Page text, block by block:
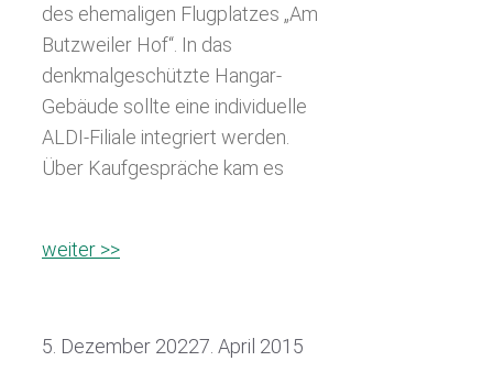
des ehemaligen Flugplatzes „Am
Butzweiler Hof“. In das
denkmalgeschützte Hangar-
Gebäude sollte eine individuelle
ALDI-Filiale integriert werden.
Über Kaufgespräche kam es
weiter >>
5. Dezember 20227. April 2015